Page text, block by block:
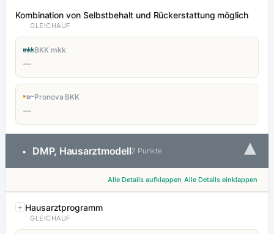
Kombination von Selbstbehalt und Rückerstattung möglich
GLEICHAUF
BKK mkk
—
Pronova BKK
—
• DMP, Hausarztmodell2 Punkte ▾
Alle Details aufklappen Alle Details einklappen
Hausarztprogramm
GLEICHAUF